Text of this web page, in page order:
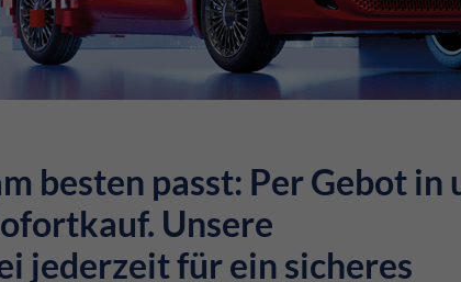
besten passt: Per Gebot in
Unsere
jederzeit für ein sicheres